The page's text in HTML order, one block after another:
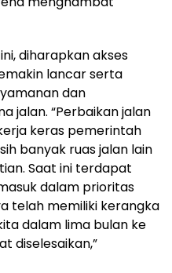
diharapkan akses
lancar serta
dan
jalan. “Perbaikan jalan
keras pemerintah
banyak ruas jalan lain
Saat ini terdapat
dalam prioritas
telah memiliki kerangka
dalam lima bulan ke
diselesaikan,”